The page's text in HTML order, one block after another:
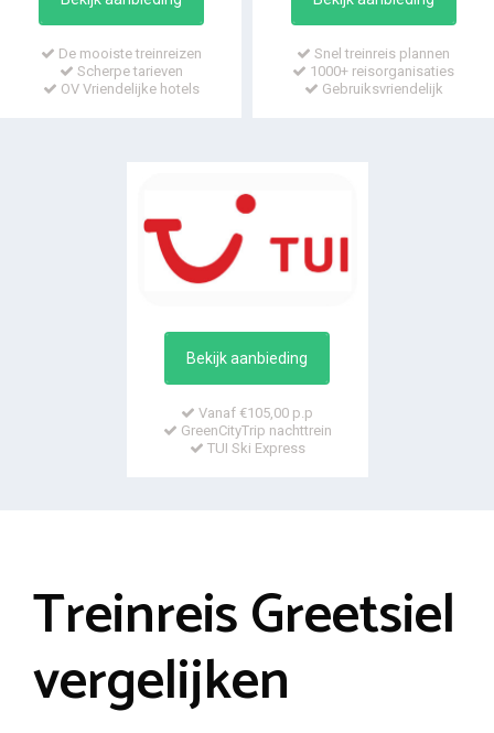
De mooiste treinreizen
Scherpe tarieven
OV Vriendelijke hotels
Snel treinreis plannen
1000+ reisorganisaties
Gebruiksvriendelijk
Bekijk aanbieding
Vanaf €105,00 p.p
GreenCityTrip nachttrein
TUI Ski Express
Treinreis Greetsiel
vergelijken